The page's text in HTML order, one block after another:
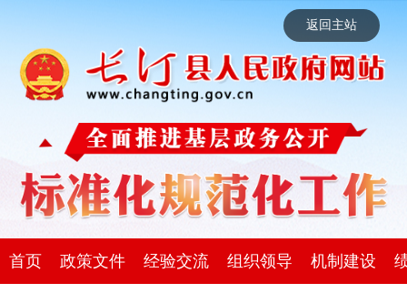
返回主站
首页 政策文件 经验交流 组织领导 机制建设